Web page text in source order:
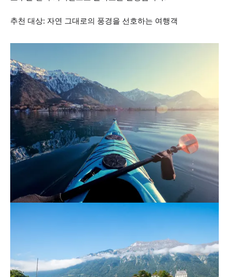
추천 대상: 자연 그대로의 풍경을 선호하는 여행객